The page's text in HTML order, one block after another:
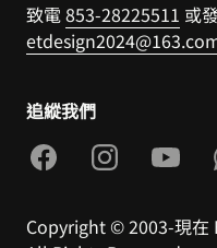
致電853-28225511 或
追縱我們
Copyright © 2003-現在